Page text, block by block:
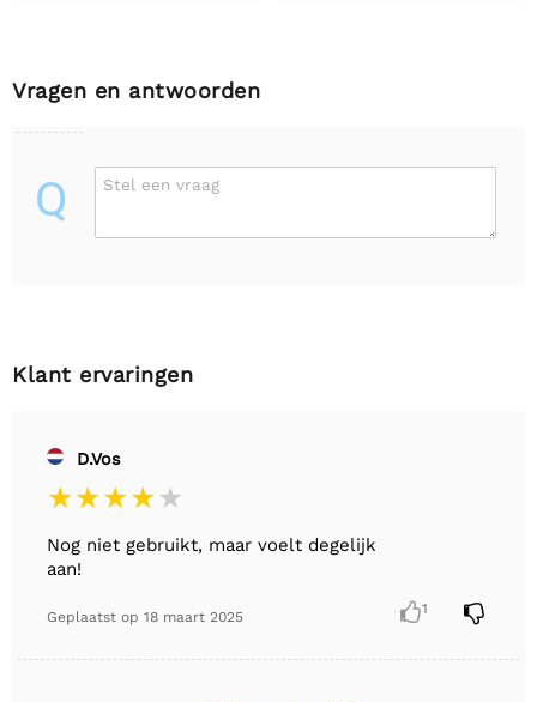
Vragen en antwoorden
Q Stel een vraag
Klant ervaringen
D.Vos
Nog niet gebruikt, maar voelt degelijk
aan!
Geplaatst op 18 maart 2025 1 